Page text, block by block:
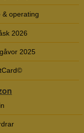
& operating
2026
2025